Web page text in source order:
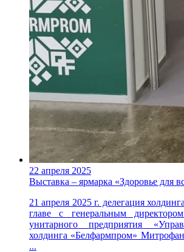
22 апреля 2025
Выставка – ярмарка «Здоровье для
21 апреля 2025 г. делегация
главе с генеральным директором
унитарного предприятия
холдинга «Белфармпром»
...